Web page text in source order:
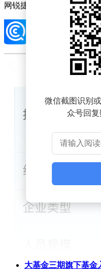
网锐捷（002396）、合力
微信截图识别
众号回
大基金三期旗下基